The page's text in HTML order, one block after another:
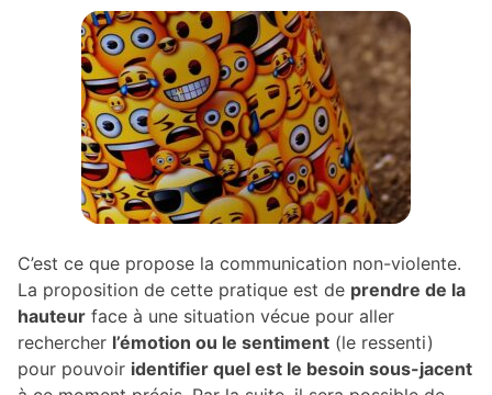
C’est ce que propose la communication non-violente.
La proposition de cette pratique est de prendre de la
hauteur face à une situation vécue pour aller
rechercher l’émotion ou le sentiment (le ressenti)
pour pouvoir identifier quel est le besoin sous-jacent